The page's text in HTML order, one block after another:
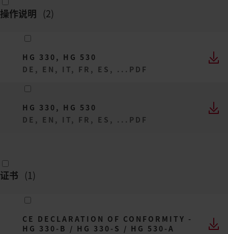
操作说明 (2)
HG 330, HG 530
DE, EN, IT, FR, ES, ... PDF
HG 330, HG 530
DE, EN, IT, FR, ES, ... PDF
证书 (1)
CE DECLARATION OF CONFORMITY -
HG 330-B / HG 330-S / HG 530-A